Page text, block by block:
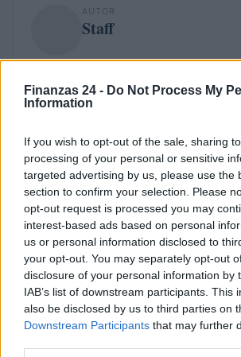
Finanzas 24 - Do Not Process My
Information
If you wish to opt-out of the sale, sharing
processing of your personal or sensitive
targeted advertising by us, please use the
section to confirm your selection. Please
opt-out request is processed you may
interest-based ads based on personal
us or personal information disclosed to
your opt-out. You may separately opt-out
disclosure of your personal information by
IAB’s list of downstream participants. This
also be disclosed by us to third parties on
Downstream Participants that may further
AUTOR
Staff